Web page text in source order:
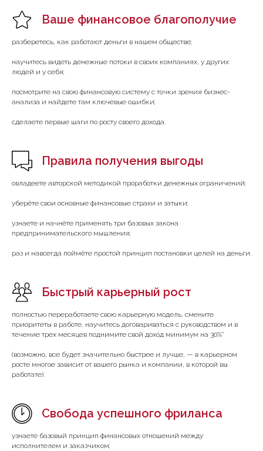
Ваше финансовое благополучие
разберетесь, как работают деньги в нашем обществе;
научитесь видеть денежные потоки в своих компаниях, у других
людей и у себя;
посмотрите на свою финансовую систему с точки зрения бизнес-
анализа и найдете там ключевые ошибки;
сделаете первые шаги по росту своего дохода.
Правила получения выгоды
овладеете авторской методикой проработки денежных ограничений;
уберёте свои основные финансовые страхи и затыки;
узнаете и начнёте применять три базовых закона
предпринимательского мышления;
раз и навсегда поймёте простой принцип постановки целей на деньги.
Быстрый карьерный рост
полностью переработаете свою карьерную модель, смените
приоритеты в работе, научитесь договариваться с руководством и в
течение трех месяцев поднимите свой доход минимум на 30%*
(возможно, все будет значительно быстрее и лучше, — в карьерном
росте многое зависит от вашего рынка и компании, в которой вы
работате).
Свобода успешного фриланса
узнаете базовый принцип финансовых отношений между
исполнителем и заказчиком;